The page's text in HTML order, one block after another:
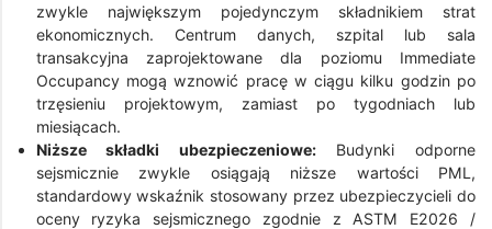
zwykle największym pojedynczym składnikiem strat
ekonomicznych. Centrum danych, szpital lub sala
transakcyjna zaprojektowane dla poziomu Immediate
Occupancy mogą wznowić pracę w ciągu kilku godzin po
trzęsieniu projektowym, zamiast po tygodniach lub
miesiącach.
Niższe składki ubezpieczeniowe:Budynki odporne
sejsmicznie zwykle osiągają niższe wartości PML,
standardowy wskaźnik stosowany przez ubezpieczycieli do
oceny ryzyka sejsmicznego zgodnie z ASTM E2026 /